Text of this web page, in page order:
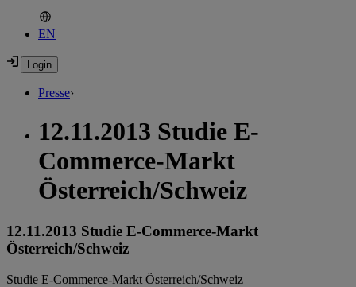
EN
Presse›
12.11.2013 Studie E-
Commerce-Markt
Österreich/Schweiz
12.11.2013 Studie E-Commerce-Markt
Österreich/Schweiz
Studie E-Commerce-Markt Österreich/Schweiz